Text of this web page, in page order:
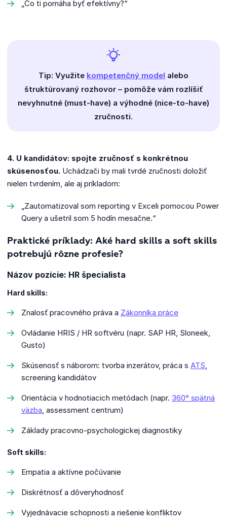
„Čo ti pomáha byť efektívny?“
Tip: Využite kompetenčný model alebo
štruktúrovaný rozhovor – pomôže vám rozlíšiť
nevyhnutné (must-have) a výhodné (nice-to-have)
zručnosti.
4. U kandidátov: spojte zručnosť s konkrétnou
skúsenosťou. Uchádzači by mali tvrdé zručnosti doložiť
nielen tvrdením, ale aj príkladom:
„Zautomatizoval som reporting v Exceli pomocou Power
Query a ušetril som 5 hodín mesačne.“
Praktické príklady: Aké hard skills a soft skills
potrebujú rôzne profesie?
Názov pozície: HR špecialista
Hard skills:
Znalosť pracovného práva a Zákonníka práce
Ovládanie HRIS / HR softvéru (napr. SAP HR, Sloneek,
Gusto)
Skúsenosť s náborom: tvorba inzerátov, práca s ATS
screening kandidátov
Orientácia v hodnotiacich metódach (napr. 360° spätná
väzba , assessment centrum)
Základy pracovno-psychologickej diagnostiky
Soft skills:
Empatia a aktívne počúvanie
Diskrétnosť a dôveryhodnosť
Vyjednávacie schopnosti a riešenie konfliktov